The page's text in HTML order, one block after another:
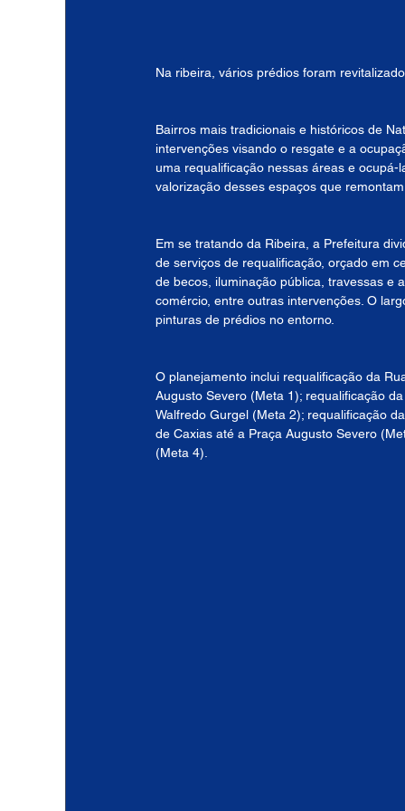
Na ribeira, vários prédios foram
Bairros mais tradicionais e históricos de
intervenções visando o resgate e a
uma requalificação nessas áreas e
valorização desses espaços que
Em se tratando da Ribeira, a Prefeitura
de serviços de requalificação, orçado em
de becos, iluminação pública, travessas e
comércio, entre outras intervenções. O
pinturas de prédios no entorno.
O planejamento inclui requalificação da
Augusto Severo (Meta 1); requalificação
Walfredo Gurgel (Meta 2); requalificação
de Caxias até a Praça Augusto Severo
(Meta 4).